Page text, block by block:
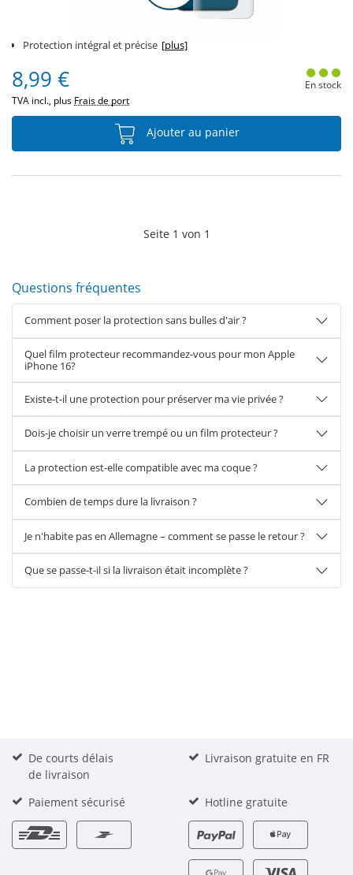
Protection intégral et précise [plus]
8,99 €
TVA incl., plus Frais de port
En stock
Ajouter au panier
Seite 1 von 1
Questions fréquentes
Comment poser la protection sans bulles d'air ?
Quel film protecteur recommandez-vous pour mon Apple
iPhone 16?
Existe-t-il une protection pour préserver ma vie privée ?
Dois-je choisir un verre trempé ou un film protecteur ?
La protection est-elle compatible avec ma coque ?
Combien de temps dure la livraison ?
Je n'habite pas en Allemagne – comment se passe le retour ?
Que se passe-t-il si la livraison était incomplète ?
De courts délais
de livraison
Livraison gratuite en FR
Paiement sécurisé Hotline gratuite